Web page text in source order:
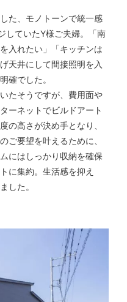
た、モノトーンで統一感
していたY様ご夫婦。「南
入れたい」「キッチンは
天井にして間接照明を入
確でした。
たそうですが、費用面や
ーネットでビルドアート
の高さが決め手となり、
ご要望を叶えるために、
にはしっかり収納を確保
に集約。生活感を抑え
した。